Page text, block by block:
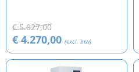
€ 5.027,00
€ 4.270,00 (excl. btw)